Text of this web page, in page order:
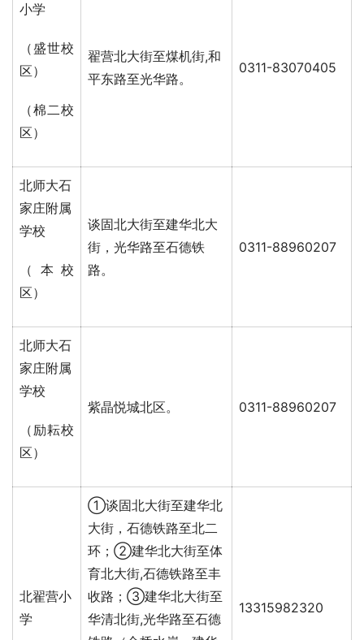
小学
（盛世校
区）
（棉二校
区）
翟营北大街至煤机街,和
平东路至光华路。
0311-83070405
北师大石
家庄附属
学校
（本校
区）
谈固北大街至建华北大
街，光华路至石德铁
路。
0311-88960207
北师大石
家庄附属
学校
（励耘校
区）
紫晶悦城北区。 0311-88960207
北翟营小
学
①谈固北大街至建华北
大街，石德铁路至北二
环；②建华北大街至体
育北大街,石德铁路至丰
收路；③建华北大街至
华清北街,光华路至石德
13315982320